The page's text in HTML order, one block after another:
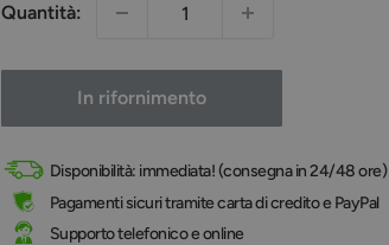
Quantità:
In rifornimento
Disponibilità: immediata! (consegna in 24/48 ore)
Pagamenti sicuri tramite carta di credito e PayPal
Supporto telefonico e online